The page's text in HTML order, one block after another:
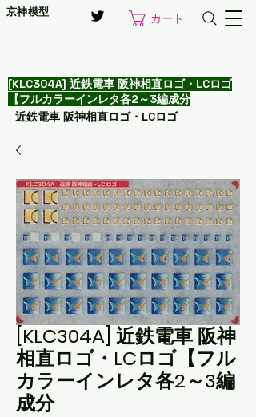
京神模型 カート
[KLC304A] 近鉄電車 阪神相直ロゴ・LCロゴ
【フルカラーインレタ各2～3編成分
近鉄電車 阪神相直ロゴ・LCロゴ
[KLC304A] 近鉄電車 阪神
相直ロゴ・LCロゴ【フル
カラーインレタ各2～3編
成分